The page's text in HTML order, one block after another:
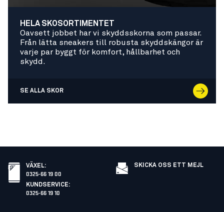
HELA SKOSORTIMENTET
Oavsett jobbet har vi skyddsskorna som passar.
Från lätta sneakers till robusta skyddskängor är
varje par byggt för komfort, hållbarhet och
skydd.
SE ALLA SKOR
VÄXEL:
0325-66 19 00
KUNDSERVICE:
0325-66 19 10
SKICKA OSS ETT MEJL